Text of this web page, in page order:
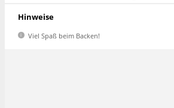
Hinweise
Viel Spaß beim Backen!